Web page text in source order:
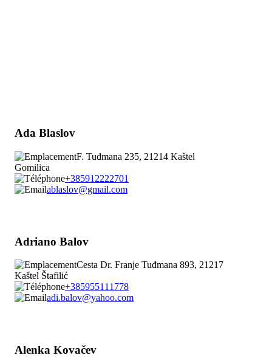
Ada Blaslov
F. Tuđmana 235, 21214 Kaštel
Gomilica
+385912222701
ablaslov@gmail.com
Adriano Balov
Cesta Dr. Franje Tuđmana 893, 21217
Kaštel Štafilić
+385955111778
adi.balov@yahoo.com
Alenka Kovačev